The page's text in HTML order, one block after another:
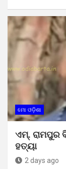
ମୋ ଓଡ଼ିଶା
ଏମ୍. ରାମପୁର
ହତ୍ୟା
2 days ago